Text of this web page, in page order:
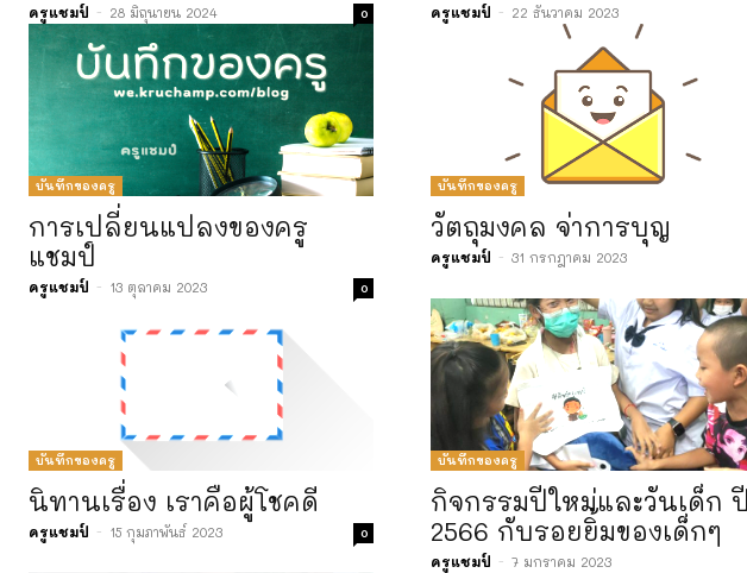
ครูแชมป์ - 28 มิถุนายน 2024 0 ครูแชมป์ - 22 ธันวาคม 2023
บันทึกของครู
การเปลี่ยนแปลงของครู
แชมป์
ครูแชมป์ - 13 ตุลาคม 2023 0
บันทึกของครู
วัตถุมงคล จ่าการบุญ
ครูแชมป์ - 31 กรกฎาคม 2023
บันทึกของครู
นิทานเรื่อง เราคือผู้โชคดี
ครูแชมป์ - 15 กุมภาพันธ์ 2023 0
บันทึกของครู
กิจกรรมปีใหม่และวันเด็ก ปี
2566 กับรอยยิ้มของเด็กๆ
ครูแชมป์ - 7 มกราคม 2023